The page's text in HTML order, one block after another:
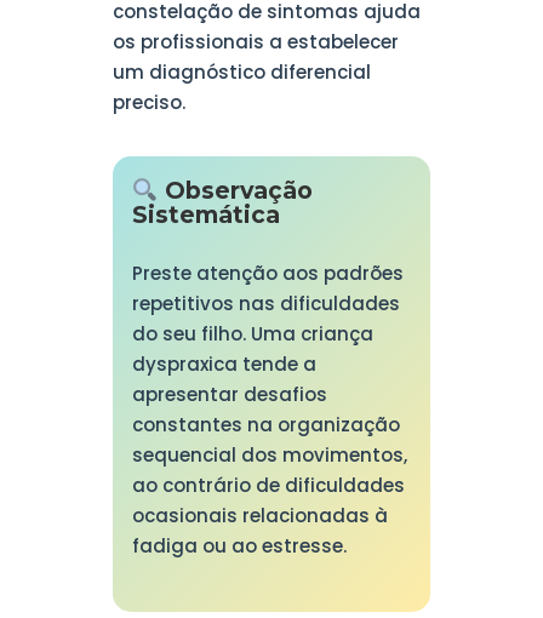
constelação de sintomas ajuda
os profissionais a estabelecer
um diagnóstico diferencial
preciso.
Observação
Sistemática
Preste atenção aos padrões
repetitivos nas dificuldades
do seu filho. Uma criança
dyspraxica tende a
apresentar desafios
constantes na organização
sequencial dos movimentos,
ao contrário de dificuldades
ocasionais relacionadas à
fadiga ou ao estresse.